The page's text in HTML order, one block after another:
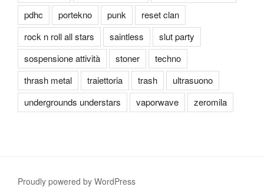
pdhc
portekno punk
reset clan
rock n roll all stars
saintless
slut party
sospensione attività
stoner
techno
thrash metal
traiettoria trash
ultrasuono
undergrounds understars
vaporwave zeromila
Proudly powered by WordPress